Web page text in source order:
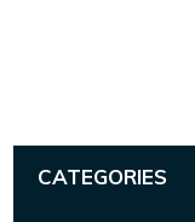
CATEGORIES